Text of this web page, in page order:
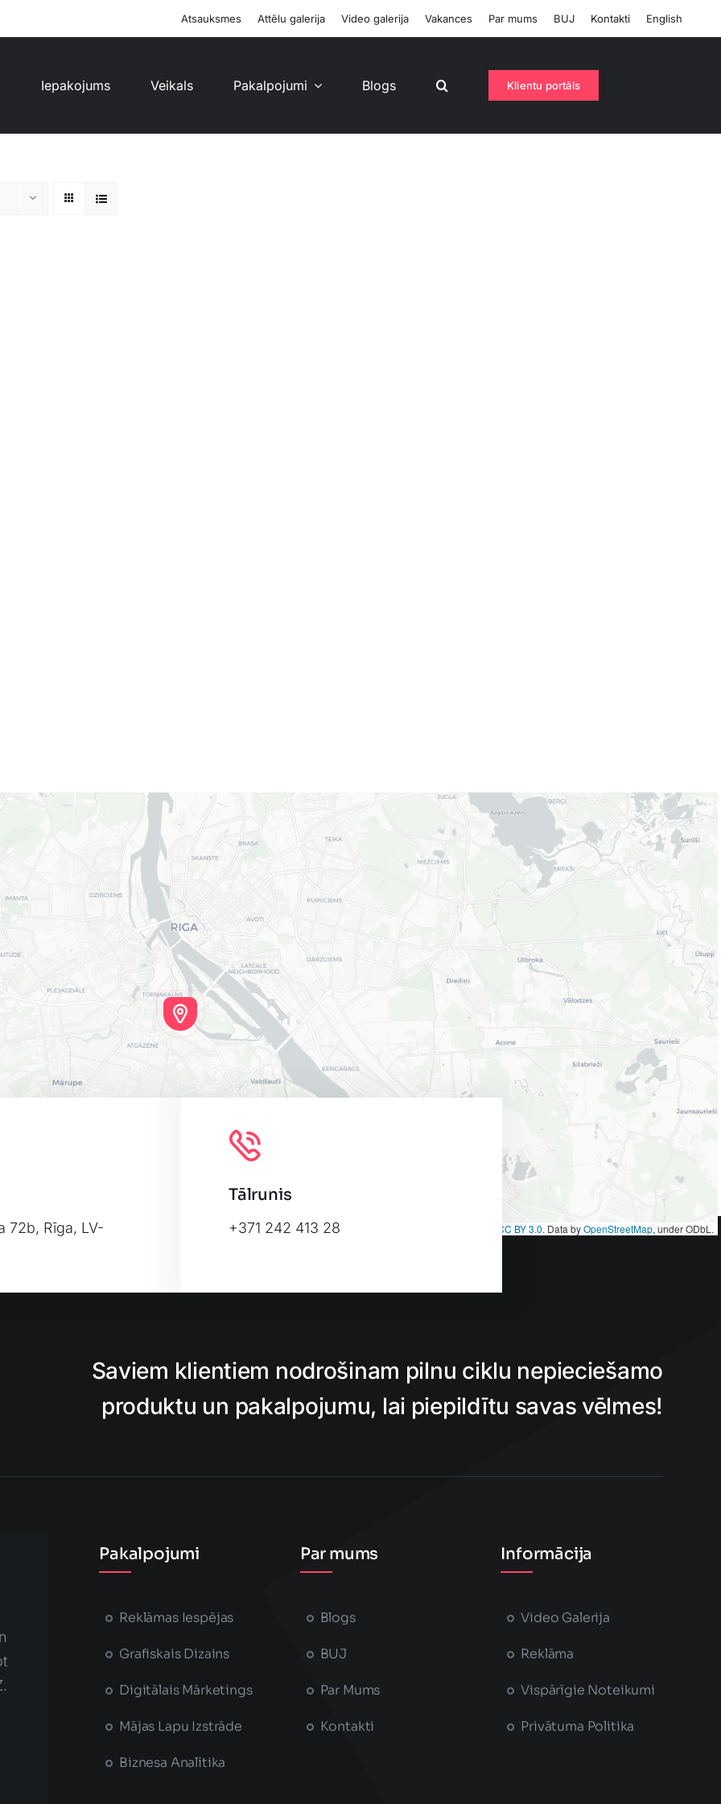
Atsauksmes Attēlu galerija Video galerija Vakances Par mums BUJ Kontakti English
Iepakojums Veikals Pakalpojumi Blogs Klientu portāls
Leaflet CC BY 3.0. Data byOpenStreetMap, under ODbL.
72b, Rīga, LV-
Tālrunis
+371 242 413 28
Saviem klientiem nodrošinam pilnu ciklu nepieciešamo
produktu un pakalpojumu, lai piepildītu savas vēlmes!
Pakalpojumi
Reklāmas Iespējas
Grafiskais Dizains
Digitālais Mārketings
Mājas Lapu Izstrāde
Biznesa Analītika
Par mums
Blogs
BUJ
Par Mums
Kontakti
Informācija
Video Galerija
Reklāma
Vispārīgie Noteikumi
Privātuma Politika